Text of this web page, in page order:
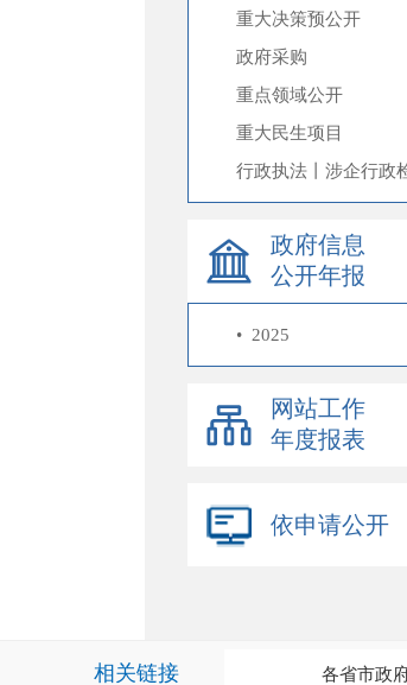
重大决策预公开
政府采购
重点领域公开
重大民生项目
行政执法丨涉企行政
政府信息
公开年报
• 2025
网站工作
年度报表
依申请公开
相关链接 各省市政